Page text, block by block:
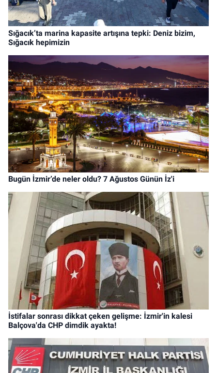
Sığacık’ta marina kapasite artışına tepki: Deniz bizim,
Sığacık hepimizin
Bugün İzmir’de neler oldu? 7 Ağustos Günün İz'i
İstifalar sonrası dikkat çeken gelişme: İzmir'in kalesi
Balçova'da CHP dimdik ayakta!